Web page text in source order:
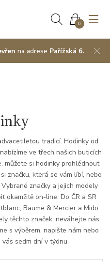
0
na adrese Pařížská 6.
tradicí. Hodinky od
ve třech našich buticích
můžete si hodinky prohlédnout
značku, která se vám líbí, nebo
značky a jejich modely
okamžitě on-line. Do ČR a SR
Baume & Mercier a Mido.
těchto značek, neváhejte nás
s výběrem, napište nám nebo
sedm dní v týdnu.